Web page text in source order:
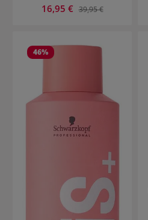
Prezzo di vendita:
16,95 € Prezzo normale:
39,95 €
46%